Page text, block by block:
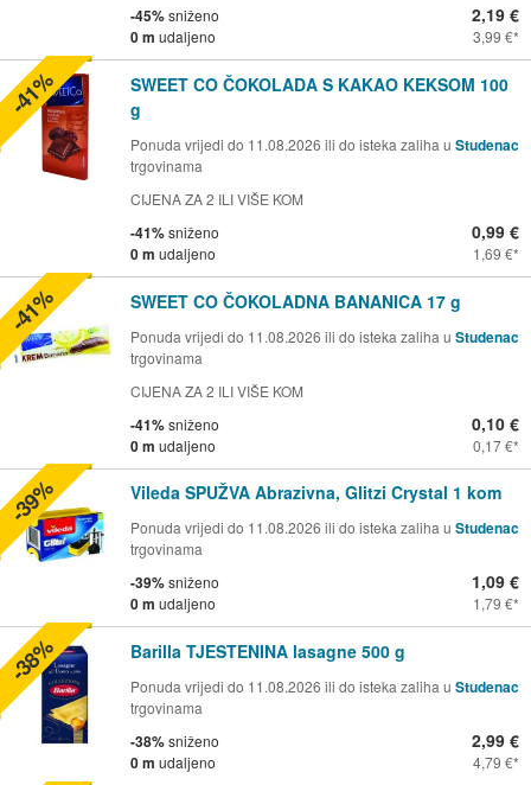
-45%sniženo
0 m udaljeno
2,19 €
3,99 €
SWEET CO ČOKOLADA S KAKAO KEKSOM 100
g
Ponuda vrijedi do 11.08.2026 ili do isteka zaliha u Studenac
trgovinama
CIJENA ZA 2 ILI VIŠE KOM
-41%sniženo
0 m udaljeno
0,99 €
1,69 €
-41%
SWEET CO ČOKOLADNA BANANICA 17 g
Ponuda vrijedi do 11.08.2026 ili do isteka zaliha u Studenac
trgovinama
CIJENA ZA 2 ILI VIŠE KOM
-41%sniženo
0 m udaljeno
0,10 €
0,17 €
-41%
Vileda SPUŽVA Abrazivna, Glitzi Crystal 1 kom
Ponuda vrijedi do 11.08.2026 ili do isteka zaliha u Studenac
trgovinama
-39%sniženo
0 m udaljeno
1,09 €
1,79 €
-39%
Barilla TJESTENINA lasagne 500 g
Ponuda vrijedi do 11.08.2026 ili do isteka zaliha u Studenac
trgovinama
-38%sniženo
0 m udaljeno
2,99 €
4,79 €
-38%